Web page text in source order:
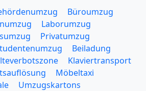
Büroumzug
Laborumzug
Privatumzug
Beiladung
Klaviertransport
Möbeltaxi
Umzugskartons